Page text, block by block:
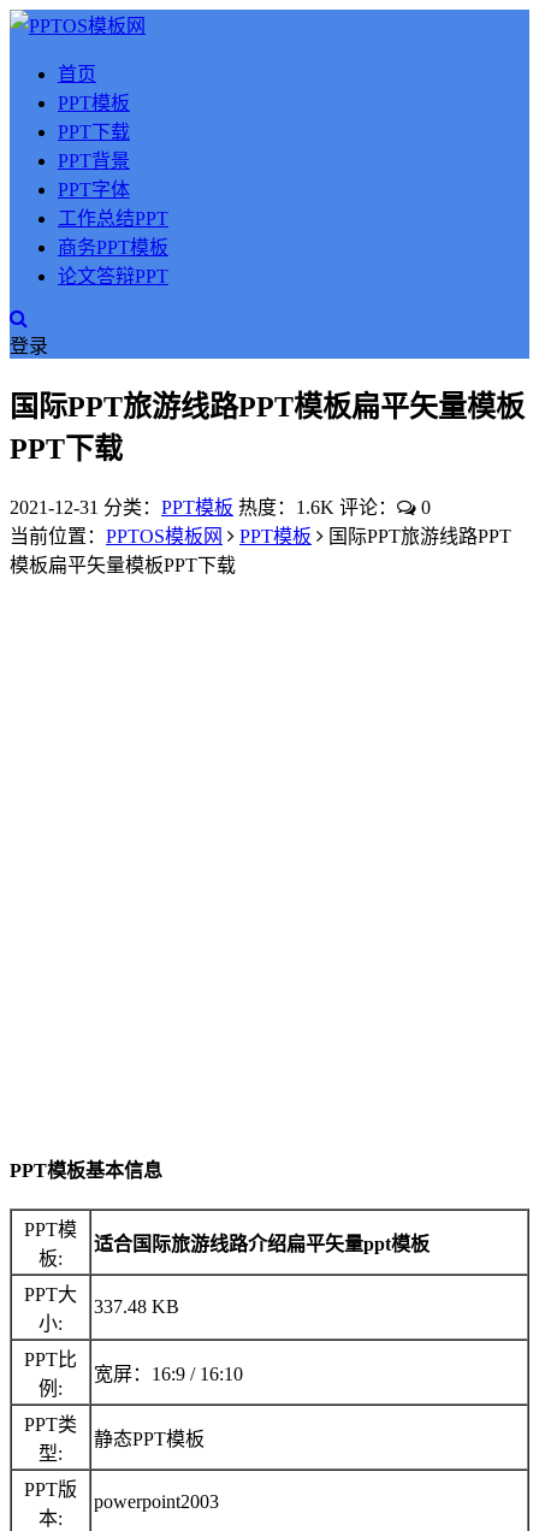
首页
PPT模板
PPT下载
PPT背景
PPT字体
工作总结PPT
商务PPT模板
论文答辩PPT
登录
国际PPT旅游线路PPT模板扁平矢量模板
PPT下载
2021-12-31 分类： PPT模板 热度：1.6K 评论：
0
当前位置： PPTOS模板网 PPT模板
国际PPT旅游线路PPT
模板扁平矢量模板PPT下载
PPT模板基本信息
PPT模
板:
适合国际旅游线路介绍扁平矢量ppt模板
PPT大
小:
337.48 KB
PPT比
例:
宽屏：16:9 / 16:10
PPT类
型:
静态PPT模板
PPT版
本:
powerpoint2003